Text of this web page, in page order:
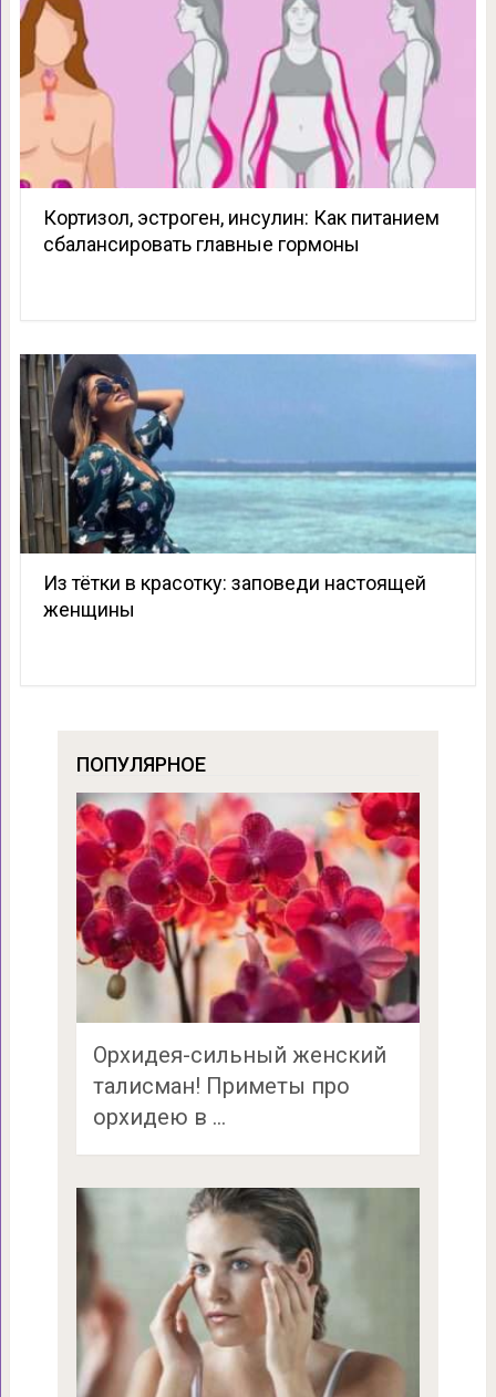
Кортизол, эстроген, инсулин: Как питанием
сбалансировать главные гормоны
Из тётки в красотку: заповеди настоящей
женщины
ПОПУЛЯРНОЕ
Орхидея-сильный женский
талисман! Приметы про
орхидею в …